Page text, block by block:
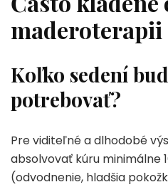
maderoterapii
Koľko sedení
potrebovať?
Pre viditeľné a dlhodobé
absolvovať kúru minimálne
(odvodnenie, hladšia